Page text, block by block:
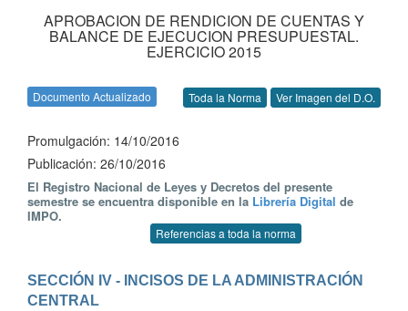
APROBACION DE RENDICION DE CUENTAS Y
BALANCE DE EJECUCION PRESUPUESTAL.
EJERCICIO 2015
Documento Actualizado Toda la Norma Ver Imagen del D.O.
Promulgación: 14/10/2016
Publicación: 26/10/2016
El Registro Nacional de Leyes y Decretos del presente
semestre se encuentra disponible en la Librería Digital de
IMPO.
Referencias a toda la norma
SECCIÓN IV - INCISOS DE LA ADMINISTRACIÓN
CENTRAL